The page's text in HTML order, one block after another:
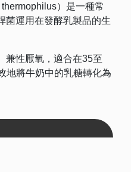
）是一種常
菌運用在發酵乳製品的生
兼性厭氧，適合在35至
地將牛奶中的乳糖轉化為